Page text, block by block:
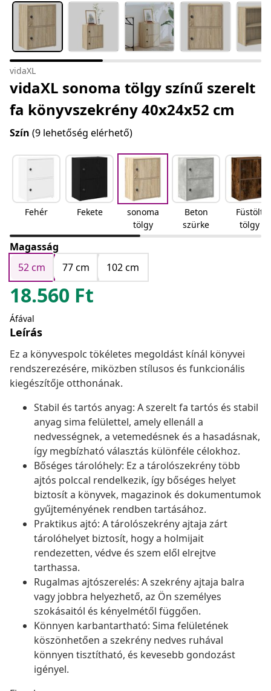
vidaXL
vidaXL sonoma tölgy színű szerelt
fa könyvszekrény 40x24x52 cm
Szín (9 lehetőség elérhető)
Fehér Fekete
sonoma
tölgy
Beton
szürke
Füstölt
tölgy
Magasság
52 cm
77 cm 102 cm
18.560 Ft
Áfával
Leírás
Ez a könyvespolc tökéletes megoldást kínál könyvei
rendszerezésére, miközben stílusos és funkcionális
kiegészítője otthonának.
Stabil és tartós anyag: A szerelt fa tartós és stabil
anyag sima felülettel, amely ellenáll a
nedvességnek, a vetemedésnek és a hasadásnak,
így megbízható választás különféle célokhoz.
Bőséges tárolóhely: Ez a tárolószekrény több
ajtós polccal rendelkezik, így bőséges helyet
biztosít a könyvek, magazinok és dokumentumok
gyűjteményének rendben tartásához.
Praktikus ajtó: A tárolószekrény ajtaja zárt
tárolóhelyet biztosít, hogy a holmijait
rendezetten, védve és szem elől elrejtve
tarthassa.
Rugalmas ajtószerelés: A szekrény ajtaja balra
vagy jobbra helyezhető, az Ön személyes
szokásaitól és kényelmétől függően.
Könnyen karbantartható: Sima felületének
köszönhetően a szekrény nedves ruhával
könnyen tisztítható, és kevesebb gondozást
igényel.